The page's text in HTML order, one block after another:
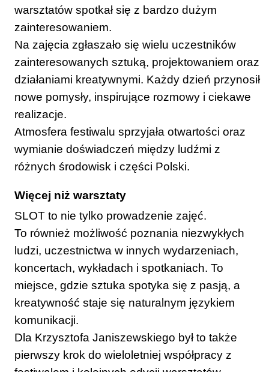
warsztatów spotkał się z bardzo dużym
zainteresowaniem.
Na zajęcia zgłaszało się wielu uczestników
zainteresowanych sztuką, projektowaniem oraz
działaniami kreatywnymi. Każdy dzień przynosił
nowe pomysły, inspirujące rozmowy i ciekawe
realizacje.
Atmosfera festiwalu sprzyjała otwartości oraz
wymianie doświadczeń między ludźmi z
różnych środowisk i części Polski.
Więcej niż warsztaty
SLOT to nie tylko prowadzenie zajęć.
To również możliwość poznania niezwykłych
ludzi, uczestnictwa w innych wydarzeniach,
koncertach, wykładach i spotkaniach. To
miejsce, gdzie sztuka spotyka się z pasją, a
kreatywność staje się naturalnym językiem
komunikacji.
Dla Krzysztofa Janiszewskiego był to także
pierwszy krok do wieloletniej współpracy z